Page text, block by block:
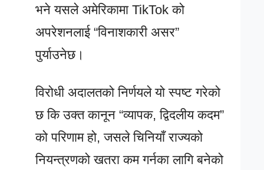
भने यसले अमेरिकामा TikTok को
अपरेशनलाई “विनाशकारी असर”
पुर्याउनेछ।
विरोधी अदालतको निर्णयले यो स्पष्ट गरेको
छ कि उक्त कानून “व्यापक, द्विदलीय कदम”
को परिणाम हो, जसले चिनियाँ राज्यको
नियन्त्रणको खतरा कम गर्नका लागि बनेको